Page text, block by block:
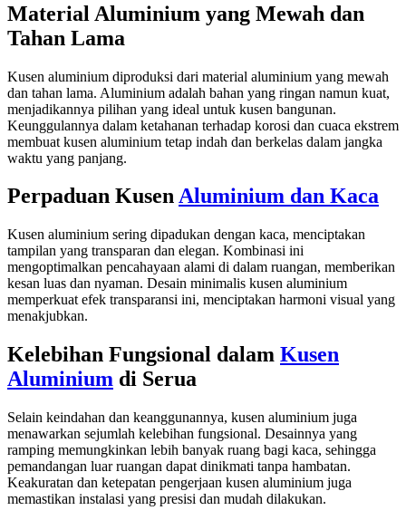
Material Aluminium yang Mewah dan
Tahan Lama
Kusen aluminium diproduksi dari material aluminium yang mewah
dan tahan lama. Aluminium adalah bahan yang ringan namun kuat,
menjadikannya pilihan yang ideal untuk kusen bangunan.
Keunggulannya dalam ketahanan terhadap korosi dan cuaca ekstrem
membuat kusen aluminium tetap indah dan berkelas dalam jangka
waktu yang panjang.
Perpaduan KusenAluminium dan Kaca
Kusen aluminium sering dipadukan dengan kaca, menciptakan
tampilan yang transparan dan elegan. Kombinasi ini
mengoptimalkan pencahayaan alami di dalam ruangan, memberikan
kesan luas dan nyaman. Desain minimalis kusen aluminium
memperkuat efek transparansi ini, menciptakan harmoni visual yang
menakjubkan.
Kelebihan Fungsional dalam Kusen
Aluminium di Serua
Selain keindahan dan keanggunannya, kusen aluminium juga
menawarkan sejumlah kelebihan fungsional. Desainnya yang
ramping memungkinkan lebih banyak ruang bagi kaca, sehingga
pemandangan luar ruangan dapat dinikmati tanpa hambatan.
Keakuratan dan ketepatan pengerjaan kusen aluminium juga
memastikan instalasi yang presisi dan mudah dilakukan.